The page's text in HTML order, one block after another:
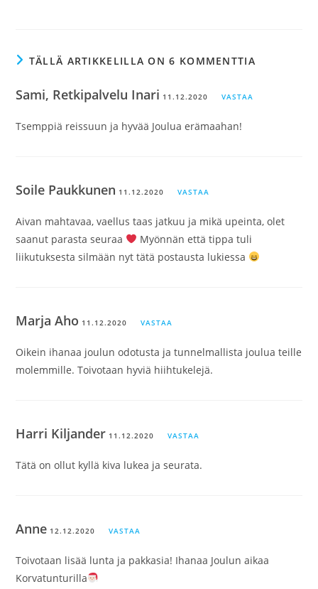
TÄLLÄ ARTIKKELILLA ON 6 KOMMENTTIA
Sami, Retkipalvelu Inari 11.12.2020 VASTAA
Tsemppiä reissuun ja hyvää Joulua erämaahan!
Soile Paukkunen 11.12.2020 VASTAA
Aivan mahtavaa, vaellus taas jatkuu ja mikä upeinta, olet
saanut parasta seuraa
Myönnän että tippa tuli
liikutuksesta silmään nyt tätä postausta lukiessa
Marja Aho 11.12.2020 VASTAA
Oikein ihanaa joulun odotusta ja tunnelmallista joulua teille
molemmille. Toivotaan hyviä hiihtukelejä.
Harri Kiljander 11.12.2020 VASTAA
Tätä on ollut kyllä kiva lukea ja seurata.
Anne 12.12.2020 VASTAA
Toivotaan lisää lunta ja pakkasia! Ihanaa Joulun aikaa
Korvatunturilla